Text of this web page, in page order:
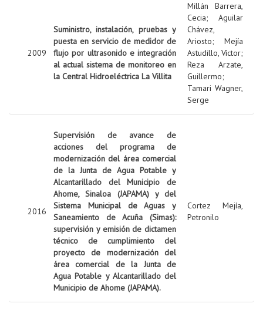
2009
Suministro, instalación, pruebas y
puesta en servicio de medidor de
flujo por ultrasonido e integración
al actual sistema de monitoreo en
la Central Hidroeléctrica La Villita
Millán Barrera,
Cecia; Aguilar
Chávez,
Ariosto; Mejía
Astudillo, Víctor;
Reza Arzate,
Guillermo;
Tamari Wagner,
Serge
2016
Supervisión de avance de
acciones del programa de
modernización del área comercial
de la Junta de Agua Potable y
Alcantarillado del Municipio de
Ahome, Sinaloa (JAPAMA) y del
Sistema Municipal de Aguas y
Saneamiento de Acuña (Simas):
supervisión y emisión de dictamen
técnico de cumplimiento del
proyecto de modernización del
área comercial de la Junta de
Agua Potable y Alcantarillado del
Municipio de Ahome (JAPAMA).
Cortez Mejía,
Petronilo